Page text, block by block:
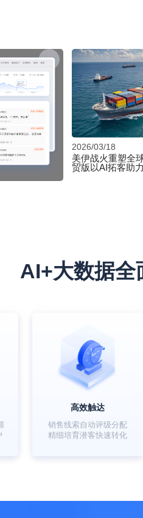
2026/03/18
美伊战火重塑全
贸版以AI拓客助
AI+大数据全
高效触达
销售线索自动评级分配
精细培育潜客快速转化